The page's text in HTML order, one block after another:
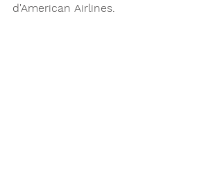
d'American Airlines.